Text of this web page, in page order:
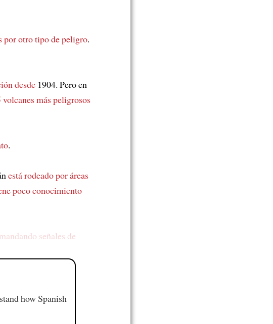
por otro tipo de peligro.
desde 1904. Pero en
más peligrosos
.
está rodeado por áreas
poco conocimiento
señales de
how Spanish